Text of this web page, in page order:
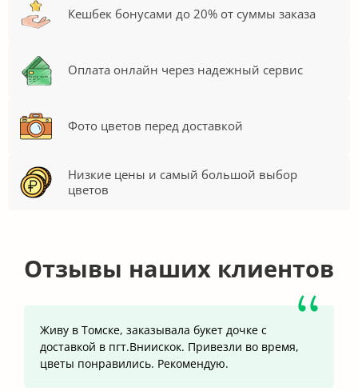
Кешбек бонусами до 20% от суммы заказа
Оплата онлайн через надежный сервис
Фото цветов перед доставкой
Низкие цены и самый большой выбор
цветов
Отзывы наших клиентов
Живу в Томске, заказывала букет дочке с
доставкой в пгт.Вниискок. Привезли во время,
цветы понравились. Рекомендую.